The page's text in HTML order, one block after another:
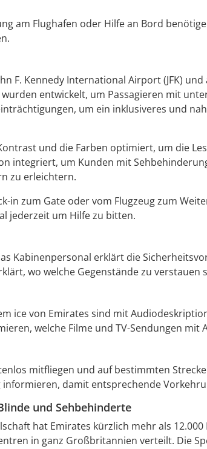
am Flughafen oder Hilfe an Bord
F. Kennedy International Airport (JFK)
entwickelt, um Passagieren mit
um ein inklusiveres und
und die Farben optimiert, um die
integriert, um Kunden mit
zu erleichtern.
in zum Gate oder vom Flugzeug zum
jederzeit um Hilfe zu bitten.
Kabinenpersonal erklärt die
wo welche Gegenstände zu verstauen
ice von Emirates sind mit
welche Filme und TV-Sendungen
mitfliegen und auf bestimmten
damit entsprechende
und Sehbehinderte
hat Emirates kürzlich mehr als 12.000
in ganz Großbritannien verteilt. Die